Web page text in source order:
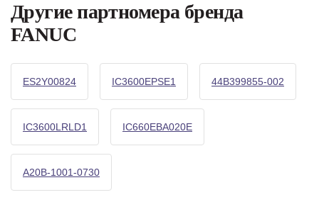
Другие партномера бренда
FANUC
ES2Y00824 IC3600EPSE1 44B399855-002
IC3600LRLD1 IC660EBA020E
A20B-1001-0730